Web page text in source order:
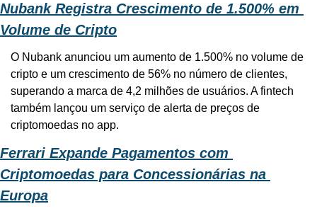
Nubank Registra Crescimento de 1.500% em
Volume de Cripto
O Nubank anunciou um aumento de 1.500% no volume de
cripto e um crescimento de 56% no número de clientes,
superando a marca de 4,2 milhões de usuários. A fintech
também lançou um serviço de alerta de preços de
criptomoedas no app.
Ferrari Expande Pagamentos com
Criptomoedas para Concessionárias na
Europa